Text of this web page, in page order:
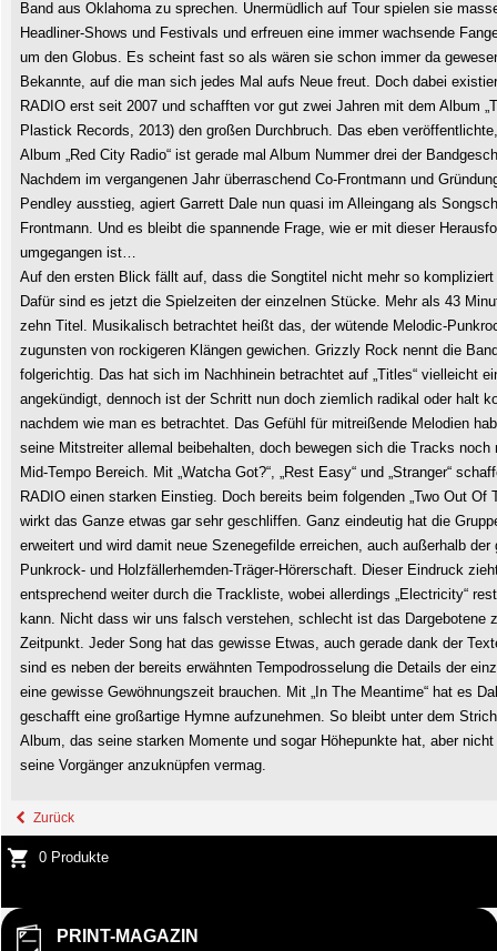
Band aus Oklahoma zu sprechen. Unermüdlich auf Tour spielen sie
Headliner-Shows und Festivals und erfreuen eine immer wachsende
um den Globus. Es scheint fast so als wären sie schon immer da
Bekannte, auf die man sich jedes Mal aufs Neue freut. Doch dabei
RADIO erst seit 2007 und schafften vor gut zwei Jahren mit dem Album
Plastick Records, 2013) den großen Durchbruch. Das eben
Album „Red City Radio“ ist gerade mal Album Nummer drei der
Nachdem im vergangenen Jahr überraschend Co-Frontmann und
Pendley ausstieg, agiert Garrett Dale nun quasi im Alleingang als
Frontmann. Und es bleibt die spannende Frage, wie er mit dieser
umgegangen ist…
Auf den ersten Blick fällt auf, dass die Songtitel nicht mehr so
Dafür sind es jetzt die Spielzeiten der einzelnen Stücke. Mehr als 43
zehn Titel. Musikalisch betrachtet heißt das, der wütende Melodic-
zugunsten von rockigeren Klängen gewichen. Grizzly Rock nennt die
folgerichtig. Das hat sich im Nachhinein betrachtet auf „Titles“ vielleicht
angekündigt, dennoch ist der Schritt nun doch ziemlich radikal oder halt
nachdem wie man es betrachtet. Das Gefühl für mitreißende Melodien
seine Mitstreiter allemal beibehalten, doch bewegen sich die Tracks noch
Mid-Tempo Bereich. Mit „Watcha Got?“, „Rest Easy“ und „Stranger“
RADIO einen starken Einstieg. Doch bereits beim folgenden „Two Out Of
wirkt das Ganze etwas gar sehr geschliffen. Ganz eindeutig hat die
erweitert und wird damit neue Szenegefilde erreichen, auch außerhalb der
Punkrock- und Holzfällerhemden-Träger-Hörerschaft. Dieser Eindruck
entsprechend weiter durch die Trackliste, wobei allerdings „Electricity“
kann. Nicht dass wir uns falsch verstehen, schlecht ist das Dargebotene
Zeitpunkt. Jeder Song hat das gewisse Etwas, auch gerade dank der
sind es neben der bereits erwähnten Tempodrosselung die Details der
eine gewisse Gewöhnungszeit brauchen. Mit „In The Meantime“ hat es
geschafft eine großartige Hymne aufzunehmen. So bleibt unter dem
Album, das seine starken Momente und sogar Höhepunkte hat, aber
seine Vorgänger anzuknüpfen vermag.
Zurück
0 Produkte
PRINT-MAGAZIN